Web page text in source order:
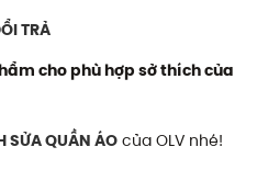
TRẢ
cho phù hợp sở thích của
SỬA QUẦN ÁO của OLV nhé!